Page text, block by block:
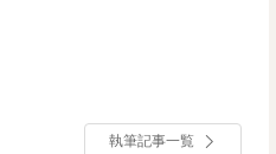
執筆記事一覧